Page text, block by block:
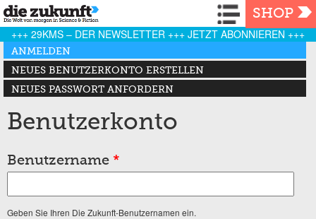
Navigation
SHOP
+++ 29KMS – DER NEWSLETTER +++ JETZT ABONNIEREN +++
Haupt-Reiter
ANMELDEN
(AKTIVER REITER)
NEUES BENUTZERKONTO ERSTELLEN
NEUES PASSWORT ANFORDERN
Benutzerkonto
Benutzername *
Geben Sie Ihren Die Zukunft-Benutzernamen ein.